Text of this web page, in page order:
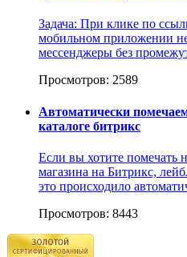
Задача: При клике по
мобильном приложении
мессенджеры без
Просмотров: 2589
Автоматически
каталоге битрикс
Если вы хотите помечать
магазина на Битрикс,
это происходило
Просмотров: 8443